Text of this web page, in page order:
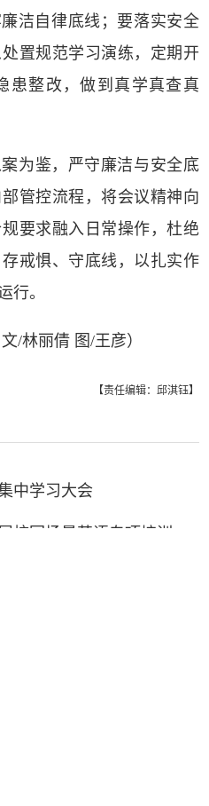
洁自律底线；要落实安全
置规范学习演练，定期开
患整改，做到真学真查真
为鉴，严守廉洁与安全底
管控流程，将会议精神向
要求融入日常操作，杜绝
戒惧、守底线，以扎实作
行。
/林丽倩 图/王彦）
【责任编辑：邱淇钰】
中学习大会
校园场景英语专项培训